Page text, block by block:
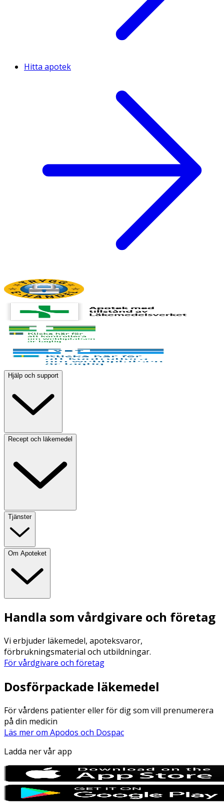
Hitta apotek
Hjälp och support
Recept och läkemedel
Tjänster
Om Apoteket
Handla som vårdgivare och företag
Vi erbjuder läkemedel, apoteksvaror,
förbrukningsmaterial och utbildningar.
För vårdgivare och företag
Dosförpackade läkemedel
För vårdens patienter eller för dig som vill prenumerera
på din medicin
Läs mer om Apodos och Dospac
Ladda ner vår app